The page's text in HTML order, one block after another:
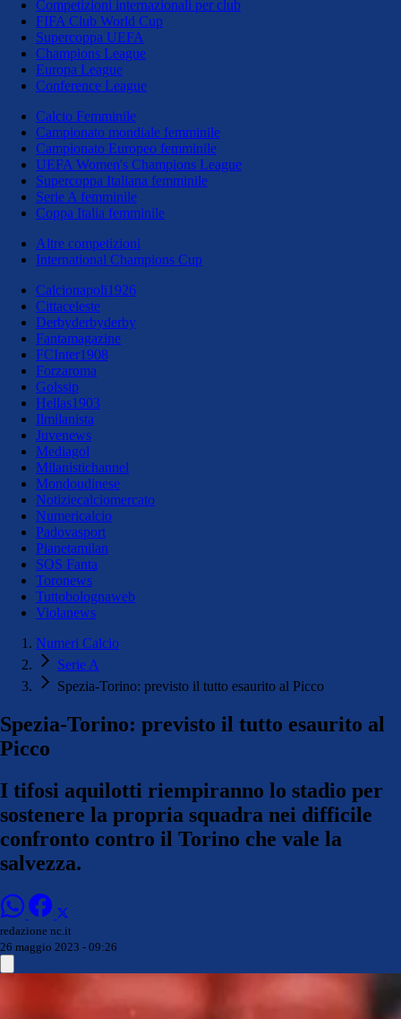
Competizioni internazionali per club
FIFA Club World Cup
Supercoppa UEFA
Champions League
Europa League
Conference League
Calcio Femminile
Campionato mondiale femminile
Campionato Europeo femminile
UEFA Women's Champions League
Supercoppa Italiana femminile
Serie A femminile
Coppa Italia femminile
Altre competizioni
International Champions Cup
Calcionapoli1926
Cittaceleste
Derbyderbyderby
Fantamagazine
FCInter1908
Forzaroma
Golssip
Hellas1903
Ilmilanista
Juvenews
Mediagol
Milanistichannel
Mondoudinese
Notiziecalciomercato
Numericalcio
Padovasport
Pianetamilan
SOS Fanta
Toronews
Tuttobolognaweb
Violanews
Numeri Calcio
Serie A
Spezia-Torino: previsto il tutto esaurito al Picco
Spezia-Torino: previsto il tutto esaurito al
Picco
I tifosi aquilotti riempiranno lo stadio per
sostenere la propria squadra nei difficile
confronto contro il Torino che vale la
salvezza.
redazione nc.it
26 maggio 2023 - 09:26